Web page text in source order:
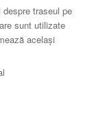
traseul pe
sunt utilizate
același